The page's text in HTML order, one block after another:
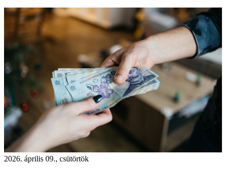
2026. április 09., csütörtök